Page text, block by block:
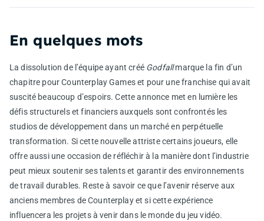
En quelques mots
La dissolution de l’équipe ayant créé Godfallmarque la fin d’un
chapitre pour Counterplay Games et pour une franchise qui avait
suscité beaucoup d’espoirs. Cette annonce met en lumière les
défis structurels et financiers auxquels sont confrontés les
studios de développement dans un marché en perpétuelle
transformation. Si cette nouvelle attriste certains joueurs, elle
offre aussi une occasion de réfléchir à la manière dont l’industrie
peut mieux soutenir ses talents et garantir des environnements
de travail durables. Reste à savoir ce que l’avenir réserve aux
anciens membres de Counterplay et si cette expérience
influencera les projets à venir dans le monde du jeu vidéo.